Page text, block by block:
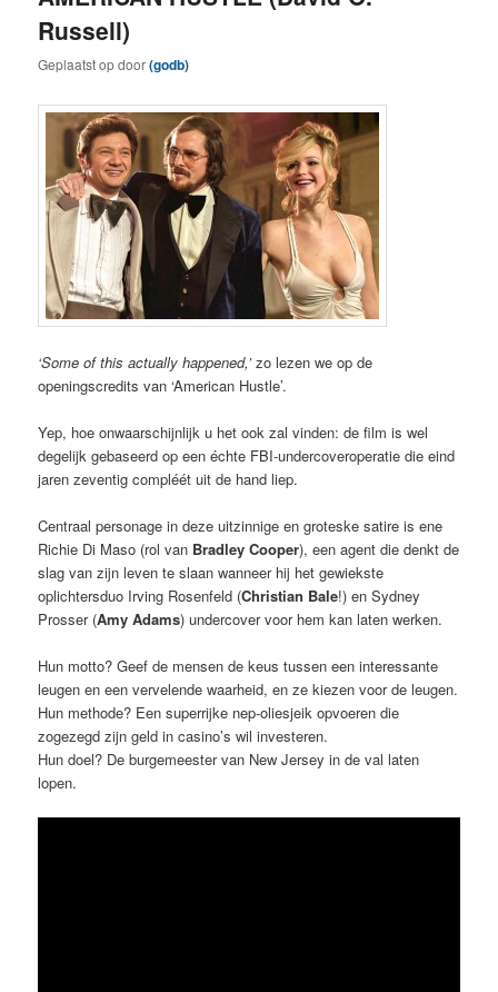
Russell)
Geplaatst opdoor(godb)
‘Some of this actually happened,’zo lezen we op de
openingscredits van ‘American Hustle’.
Yep, hoe onwaarschijnlijk u het ook zal vinden: de film is wel
degelijk gebaseerd op een échte FBI-undercoveroperatie die eind
jaren zeventig compléét uit de hand liep.
Centraal personage in deze uitzinnige en groteske satire is ene
Richie Di Maso (rol van Bradley Cooper), een agent die denkt de
slag van zijn leven te slaan wanneer hij het gewiekste
oplichtersduo Irving Rosenfeld (Christian Bale!) en Sydney
Prosser (Amy Adams) undercover voor hem kan laten werken.
Hun motto? Geef de mensen de keus tussen een interessante
leugen en een vervelende waarheid, en ze kiezen voor de leugen.
Hun methode? Een superrijke nep-oliesjeik opvoeren die
zogezegd zijn geld in casino’s wil investeren.
Hun doel? De burgemeester van New Jersey in de val laten
lopen.